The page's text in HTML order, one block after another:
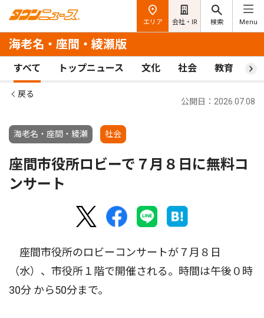
エリア 会社・IR 検索 Menu
海老名・座間・綾瀬版
すべて トップニュース 文化 社会 教育 ス
戻る
海老名・座間・綾瀬 社会
公開日：2026.07.08
座間市役所ロビーで７月８日に無料コ
ンサート
座間市役所のロビーコンサートが７月８日
（水）、市役所１階で開催される。時間は午後０時
30分 から50分まで。